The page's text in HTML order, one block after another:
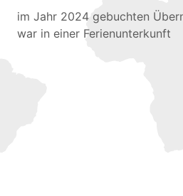
im Jahr 2024 gebuchten
war in einer Ferienunterkunft